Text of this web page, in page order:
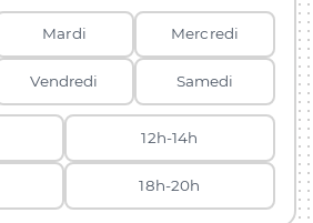
Mardi Mercredi
Vendredi Samedi
12h-14h
18h-20h